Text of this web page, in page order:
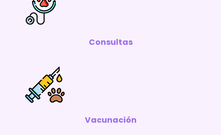
Consultas
Vacunación